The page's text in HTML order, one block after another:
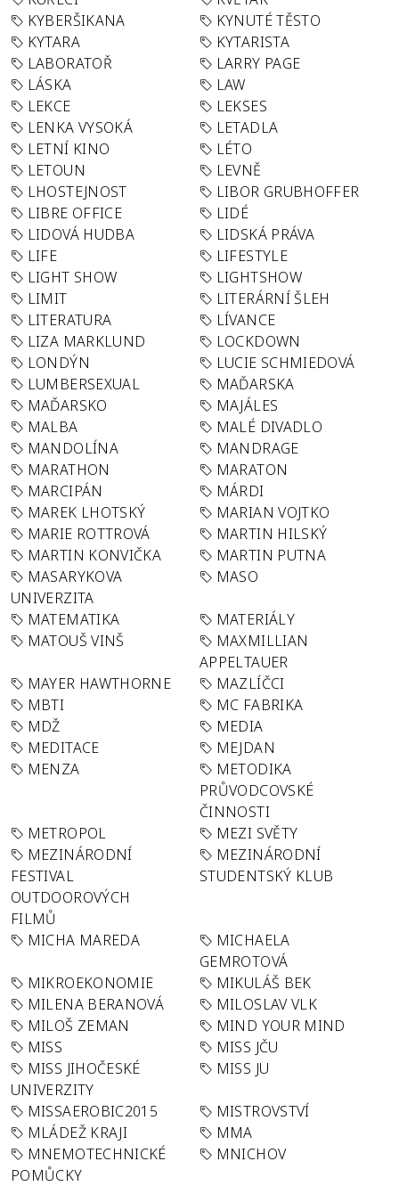
KYBERŠIKANA
KYNUTÉ TĚSTO
KYTARA
KYTARISTA
LABORATOŘ
LARRY PAGE
LÁSKA
LAW
LEKCE
LEKSES
LENKA VYSOKÁ
LETADLA
LETNÍ KINO
LÉTO
LETOUN
LEVNĚ
LHOSTEJNOST
LIBOR GRUBHOFFER
LIBRE OFFICE
LIDÉ
LIDOVÁ HUDBA
LIDSKÁ PRÁVA
LIFE
LIFESTYLE
LIGHT SHOW
LIGHTSHOW
LIMIT
LITERÁRNÍ ŠLEH
LITERATURA
LÍVANCE
LIZA MARKLUND
LOCKDOWN
LONDÝN
LUCIE SCHMIEDOVÁ
LUMBERSEXUAL
MAĎARSKA
MAĎARSKO
MAJÁLES
MALBA
MALÉ DIVADLO
MANDOLÍNA
MANDRAGE
MARATHON
MARATON
MARCIPÁN
MÁRDI
MAREK LHOTSKÝ
MARIAN VOJTKO
MARIE ROTTROVÁ
MARTIN HILSKÝ
MARTIN KONVIČKA
MARTIN PUTNA
MASARYKOVA
UNIVERZITA
MASO
MATEMATIKA
MATERIÁLY
MATOUŠ VINŠ
MAXMILLIAN
APPELTAUER
MAYER HAWTHORNE
MAZLÍČCI
MBTI
MC FABRIKA
MDŽ
MEDIA
MEDITACE
MEJDAN
MENZA
METODIKA
PRŮVODCOVSKÉ
ČINNOSTI
METROPOL
MEZI SVĚTY
MEZINÁRODNÍ
FESTIVAL
OUTDOOROVÝCH
FILMŮ
MEZINÁRODNÍ
STUDENTSKÝ KLUB
MICHA MAREDA
MICHAELA
GEMROTOVÁ
MIKROEKONOMIE
MIKULÁŠ BEK
MILENA BERANOVÁ
MILOSLAV VLK
MILOŠ ZEMAN
MIND YOUR MIND
MISS
MISS JČU
MISS JIHOČESKÉ
UNIVERZITY
MISS JU
MISSAEROBIC2015
MISTROVSTVÍ
MLÁDEŽ KRAJI
MMA
MNEMOTECHNICKÉ
POMŮCKY
MNICHOV